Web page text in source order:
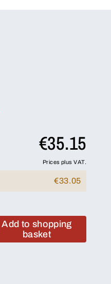
€35.15
Prices plus VAT.
€33.05
Add to shopping
basket